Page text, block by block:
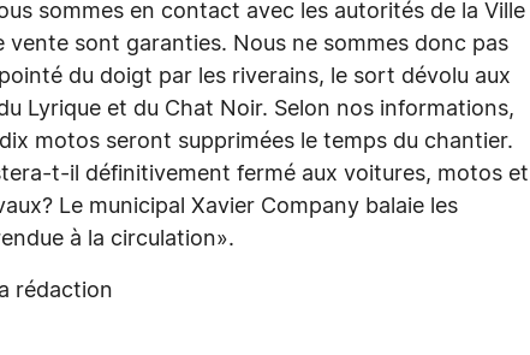
sommes en contact avec les autorités de la Ville
sont garanties. Nous ne sommes donc pas
du doigt par les riverains, le sort dévolu aux
Lyrique et du Chat Noir. Selon nos informations,
motos seront supprimées le temps du chantier.
t-il définitivement fermé aux voitures, motos et
Le municipal Xavier Company balaie les
à la circulation».
rédaction